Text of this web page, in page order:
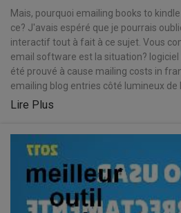
Mais, pourquoi emailing books to
ce? J'avais espéré que je pourrais
interactif tout à fait à ce sujet. Vous
email software est la situation?
été prouvé à cause mailing costs in
emailing blog entries côté lumineux de
Lire Plus